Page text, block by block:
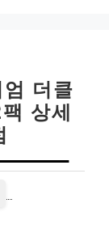
더클
상세